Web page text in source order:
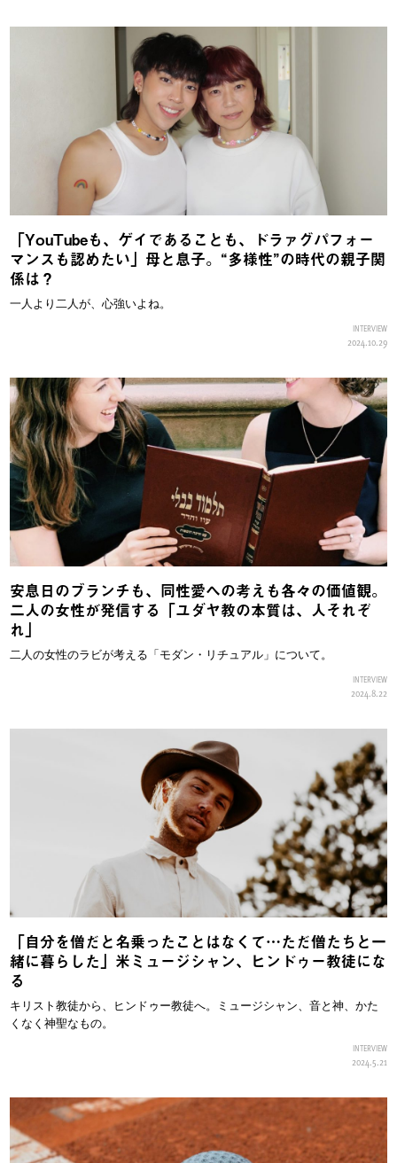
「YouTubeも、ゲイであることも、ドラァグパフォー
マンスも認めたい」母と息子。“多様性”の時代の親子関
係は？
一人より二人が、心強いよね。
INTERVIEW
2024.10.29
安息日のブランチも、同性愛への考えも各々の価値観。
二人の女性が発信する「ユダヤ教の本質は、人それぞ
れ」
二人の女性のラビが考える「モダン・リチュアル」について。
INTERVIEW
2024.8.22
「自分を僧だと名乗ったことはなくて…ただ僧たちと一
緒に暮らした」米ミュージシャン、ヒンドゥー教徒にな
る
キリスト教徒から、ヒンドゥー教徒へ。ミュージシャン、音と神、かた
くなく神聖なもの。
INTERVIEW
2024.5.21